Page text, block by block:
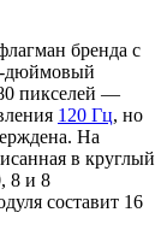
бренда с
дюймовый
пикселей —
120 Гц, но
На
в круглый
8 и 8
составит 16